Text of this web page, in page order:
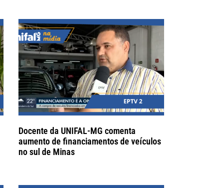
Docente da UNIFAL-MG comenta
aumento de financiamentos de veículos
no sul de Minas